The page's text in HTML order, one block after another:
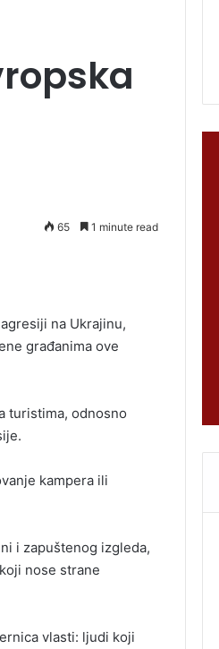
65 1 minute read
na Ukrajinu,
građanima ove
turistima, odnosno
kampera ili
i zapuštenog izgleda,
nose strane
vlasti: ljudi koji